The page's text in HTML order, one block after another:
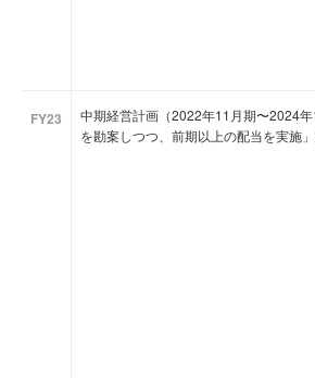
FY23
中期経営計画（2022年11月期〜2024
を勘案しつつ、前期以上の配当を実施」